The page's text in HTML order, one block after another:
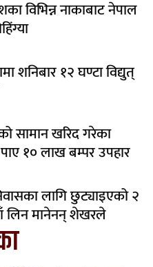
विभिन्न नाकाबाट नेपाल
शनिबार १२ घण्टा विद्युत्
सामान खरिद गरेका
१० लाख बम्पर उपहार
लागि छुट्याइएको २
लिन मानेनन् शेखरले